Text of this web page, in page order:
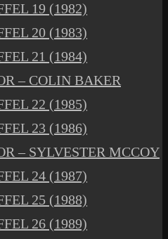
19 (1982)
20 (1983)
21 (1984)
– COLIN BAKER
22 (1985)
23 (1986)
– SYLVESTER MCCOY
24 (1987)
25 (1988)
26 (1989)